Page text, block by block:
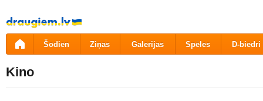
Pāriet
uz
saturu
Šodien Ziņas Galerijas Spēles D-biedri
Kino